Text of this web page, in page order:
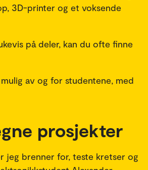
3D-printer og et voksende
på deler, kan du ofte finne
av og for studentene, med
prosjekter
jeg brenner for, teste kretser og